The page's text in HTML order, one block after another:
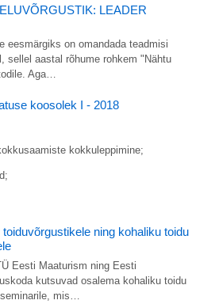
LEADER
eesmärgiks on omandada teadmisi
sellel aastal rõhume rohkem "Nähtu
Aga…
koosolek I - 2018
kokkuleppimine;
ning kohaliku toidu
Eesti Maaturism ning Eesti
kutsuvad osalema kohaliku toidu
mis…